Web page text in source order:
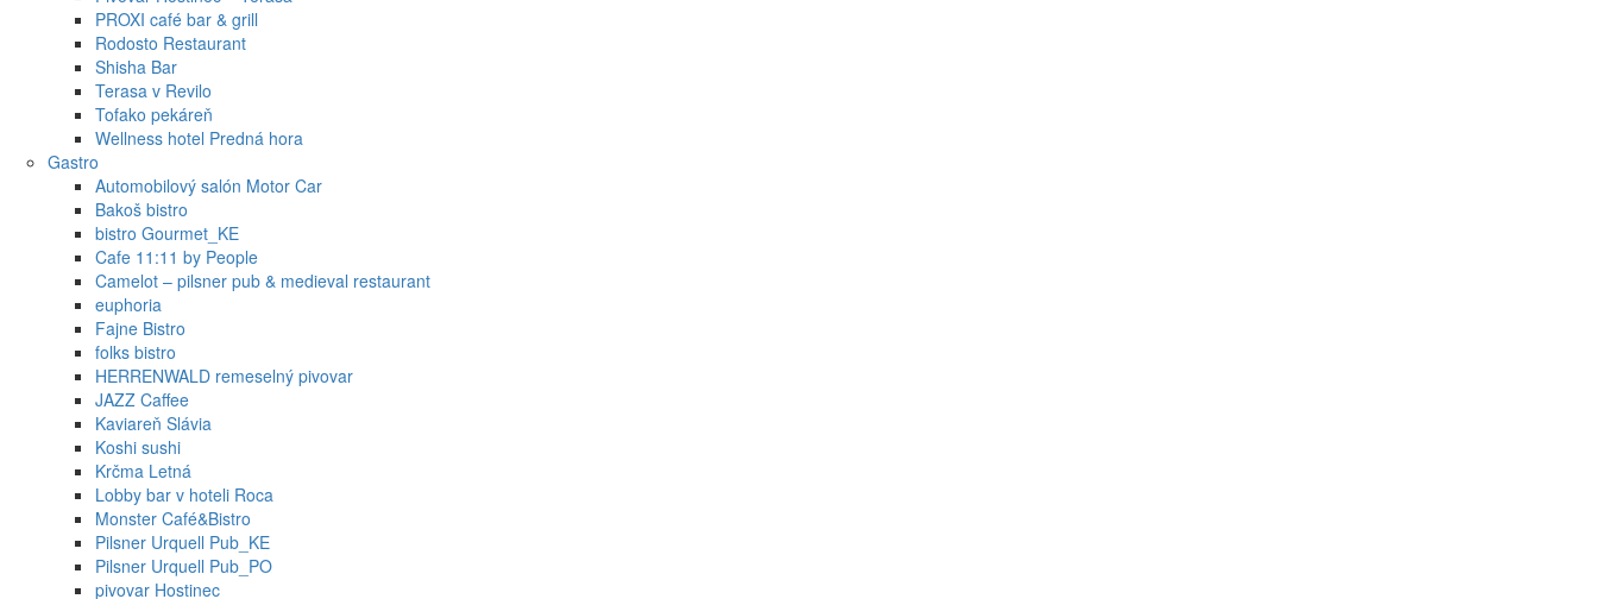
PROXI café bar & grill
Rodosto Restaurant
Shisha Bar
Terasa v Revilo
Tofako pekáreň
Wellness hotel Predná hora
Gastro
Automobilový salón Motor Car
Bakoš bistro
bistro Gourmet_KE
Cafe 11:11 by People
Camelot – pilsner pub & medieval restaurant
euphoria
Fajne Bistro
folks bistro
HERRENWALD remeselný pivovar
JAZZ Caffee
Kaviareň Slávia
Koshi sushi
Krčma Letná
Lobby bar v hoteli Roca
Monster Café&Bistro
Pilsner Urquell Pub_KE
Pilsner Urquell Pub_PO
pivovar Hostinec